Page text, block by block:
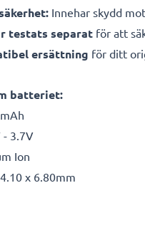
Innehar skydd
testats separat för att
ersättning för ditt
batteriet:
- 3.7V
Ion
x 6.80mm